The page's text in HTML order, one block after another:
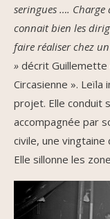
seringues …. Charge
connait bien les
faire réaliser chez
» décrit Guillemette
Circasienne ».
projet. Elle conduit
accompagnée par
civile, une vingtaine
Elle sillonne les